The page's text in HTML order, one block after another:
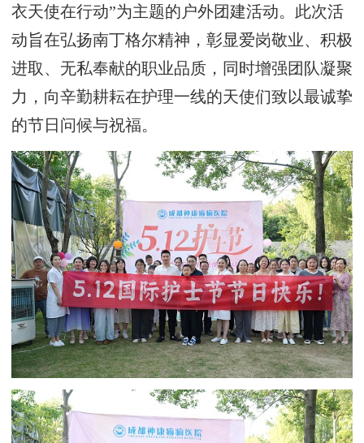
衣天使在行动”为主题的户外团建活动。此次活
动旨在弘扬南丁格尔精神，彰显爱岗敬业、积极
进取、无私奉献的职业品质，同时增强团队凝聚
力，向辛勤耕耘在护理一线的天使们致以最诚挚
的节日问候与祝福。